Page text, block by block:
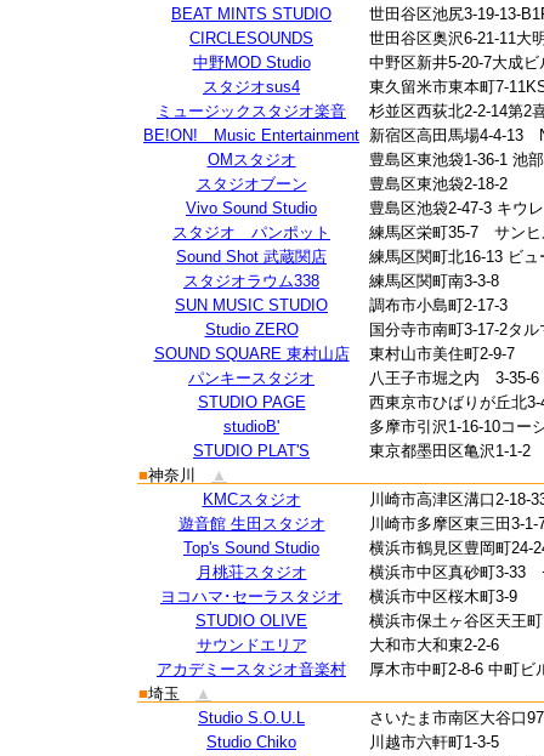
BEAT MINTS STUDIO
世田谷区池尻3-19-13-
CIRCLESOUNDS
世田谷区奥沢6-21-11大
中野MOD Studio
中野区新井5-20-7大成ビ
スタジオsus4
東久留米市東本町7-
ミュージックスタジオ楽音
杉並区西荻北2-2-14第2
BE!ON! Music Entertainment 新宿区高田馬場4-4-13
OMスタジオ
豊島区東池袋1-36-1 池
スタジオブーン
豊島区東池袋2-18-2
Vivo Sound Studio
豊島区池袋2-47-3 キウ
スタジオ パンポット
練馬区栄町35-7 サンヒ
Sound Shot 武蔵関店
練馬区関町北16-13 ビュ
スタジオラウム338
練馬区関町南3-3-8
SUN MUSIC STUDIO
調布市小島町2-17-3
Studio ZERO
国分寺市南町3-17-2タ
SOUND SQUARE 東村山店
東村山市美住町2-9-7
パンキースタジオ
八王子市堀之内 3-35-6
STUDIO PAGE
西東京市ひばりが丘北
studioB'
多摩市引沢1-16-10コー
STUDIO PLAT'S
東京都墨田区亀沢1-1-2
■神奈川
▲
KMCスタジオ
川崎市高津区溝口2-18-
遊音館 生田スタジオ
川崎市多摩区東三田3-1-
Top's Sound Studio
横浜市鶴見区豊岡町24-
月桃荘スタジオ
横浜市中区真砂町3-33
ヨコハマ･セーラスタジオ
横浜市中区桜木町3-9
STUDIO OLIVE
横浜市保土ヶ谷区天王
サウンドエリア
大和市大和東2-2-6
アカデミースタジオ音楽村
厚木市中町2-8-6 中町ビ
■埼玉
▲
Studio S.O.U.L
さいたま市南区大谷口
Studio Chiko
川越市六軒町1-3-5